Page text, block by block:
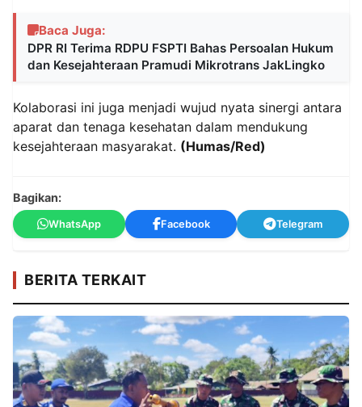
Baca Juga:
DPR RI Terima RDPU FSPTI Bahas Persoalan Hukum
dan Kesejahteraan Pramudi Mikrotrans JakLingko
Kolaborasi ini juga menjadi wujud nyata sinergi antara
aparat dan tenaga kesehatan dalam mendukung
kesejahteraan masyarakat. (Humas/Red)
Bagikan:
WhatsApp Facebook Telegram
BERITA TERKAIT